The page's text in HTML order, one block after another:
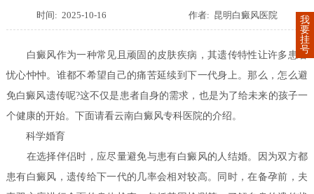
时间: 2025-10-16 作者: 昆明白癜风医院
白癜风作为一种常见且顽固的皮肤疾病，其遗传特性让许多患者
忧心忡忡。谁都不希望自己的痛苦延续到下一代身上。那么，怎么避
免白癜风遗传呢?这不仅是患者自身的需求，也是为了给未来的孩子一
个健康的开始。下面请看云南白癜风专科医院的介绍。
科学婚育
在选择伴侣时，应尽量避免与患有白癜风的人结婚。因为双方都
患有白癜风，遗传给下一代的几率会相对较高。同时，在备孕前，夫
我
要
挂
号